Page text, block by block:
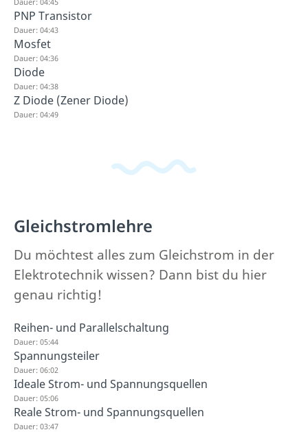
PNP Transistor
Dauer: 04:43
Mosfet
Dauer: 04:36
Diode
Dauer: 04:38
Z Diode (Zener Diode)
Dauer: 04:49
Gleichstromlehre
Du möchtest alles zum Gleichstrom in der
Elektrotechnik wissen? Dann bist du hier
genau richtig!
Reihen- und Parallelschaltung
Dauer: 05:44
Spannungsteiler
Dauer: 06:02
Ideale Strom- und Spannungsquellen
Dauer: 05:06
Reale Strom- und Spannungsquellen
Dauer: 03:47